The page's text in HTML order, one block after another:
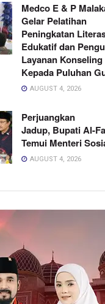
Medco E & P
Gelar Pelatihan
Peningkatan
Edukatif dan
Layanan Konseling
Kepada Puluhan
AUGUST 4, 2026
Perjuangkan
Jadup, Bupati Al-
Temui Menteri
AUGUST 4, 2026